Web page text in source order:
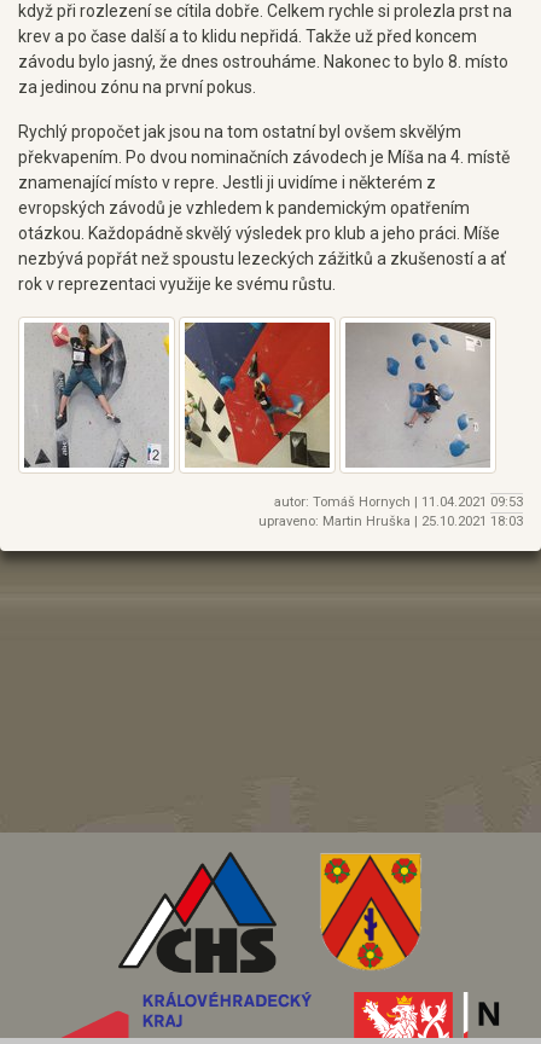
když při rozlezení se cítila dobře. Celkem rychle si prolezla prst na
krev a po čase další a to klidu nepřidá. Takže už před koncem
závodu bylo jasný, že dnes ostrouháme. Nakonec to bylo 8. místo
za jedinou zónu na první pokus.
Rychlý propočet jak jsou na tom ostatní byl ovšem skvělým
překvapením. Po dvou nominačních závodech je Míša na 4. místě
znamenající místo v repre. Jestli ji uvidíme i některém z
evropských závodů je vzhledem k pandemickým opatřením
otázkou. Každopádně skvělý výsledek pro klub a jeho práci. Míše
nezbývá popřát než spoustu lezeckých zážitků a zkušeností a ať
rok v reprezentaci využije ke svému růstu.
autor: Tomáš Hornych | 11.04.2021 09:53
upraveno: Martin Hruška | 25.10.2021 18:03